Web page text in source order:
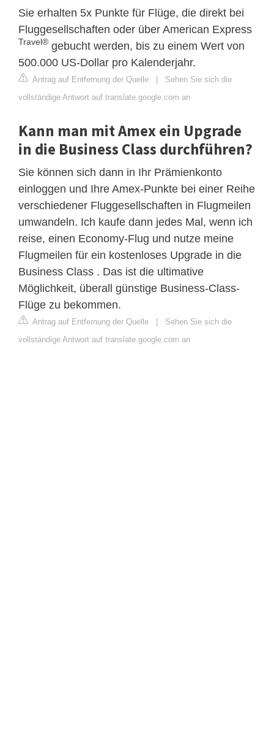
Sie erhalten 5x Punkte für Flüge, die direkt bei
Fluggesellschaften oder über American Express
Travel® gebucht werden, bis zu einem Wert von
500.000 US-Dollar pro Kalenderjahr.
Antrag auf Entfernung der Quelle | Sehen Sie sich die
vollständige Antwort auf translate.google.com an
Kann man mit Amex ein Upgrade
in die Business Class durchführen?
Sie können sich dann in Ihr Prämienkonto
einloggen und Ihre Amex-Punkte bei einer Reihe
verschiedener Fluggesellschaften in Flugmeilen
umwandeln. Ich kaufe dann jedes Mal, wenn ich
reise, einen Economy-Flug und nutze meine
Flugmeilen für ein kostenloses Upgrade in die
Business Class . Das ist die ultimative
Möglichkeit, überall günstige Business-Class-
Flüge zu bekommen.
Antrag auf Entfernung der Quelle | Sehen Sie sich die
vollständige Antwort auf translate.google.com an